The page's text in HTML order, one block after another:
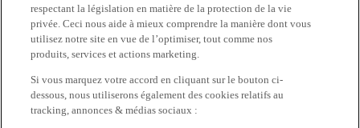
respectant la législation en matière de la protection de la vie
privée. Ceci nous aide à mieux comprendre la manière dont vous
utilisez notre site en vue de l’optimiser, tout comme nos
produits, services et actions marketing.
Si vous marquez votre accord en cliquant sur le bouton ci-
dessous, nous utiliserons également des cookies relatifs au
tracking, annonces & médias sociaux :